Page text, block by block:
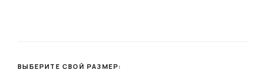
ВЫБЕРИТЕ СВОЙ РАЗМЕР: